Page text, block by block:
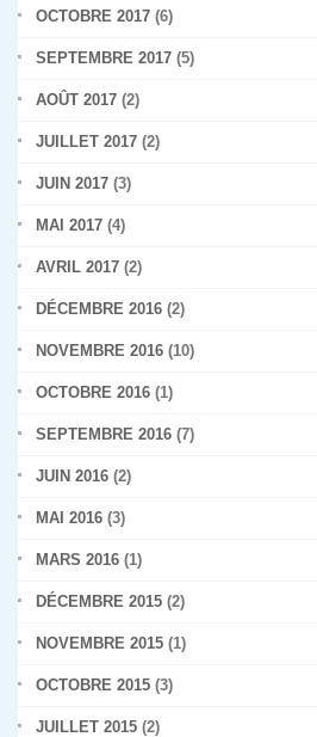
OCTOBRE 2017 (6)
SEPTEMBRE 2017 (5)
AOÛT 2017 (2)
JUILLET 2017 (2)
JUIN 2017 (3)
MAI 2017 (4)
AVRIL 2017 (2)
DÉCEMBRE 2016 (2)
NOVEMBRE 2016 (10)
OCTOBRE 2016 (1)
SEPTEMBRE 2016 (7)
JUIN 2016 (2)
MAI 2016 (3)
MARS 2016 (1)
DÉCEMBRE 2015 (2)
NOVEMBRE 2015 (1)
OCTOBRE 2015 (3)
JUILLET 2015 (2)